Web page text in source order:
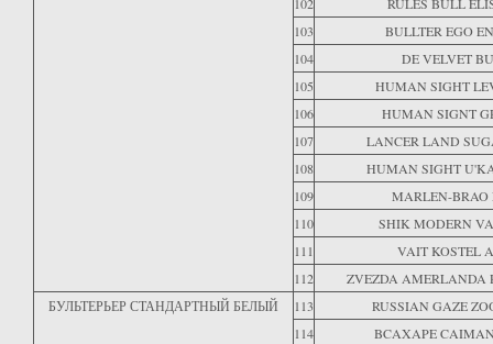
103
BULLTER EGO
104
DE VELVET
105
HUMAN SIGHT
106
HUMAN SIGNT
107
LANCER LAND
108
HUMAN SIGHT
109
MARLEN-BRAO
110
SHIK MODERN
111
VAIT KOSTEL
112
ZVEZDA AMERLANDA
БУЛЬТЕРЬЕР СТАНДАРТНЫЙ БЕЛЫЙ
113
RUSSIAN GAZE
114
BCAXAPE